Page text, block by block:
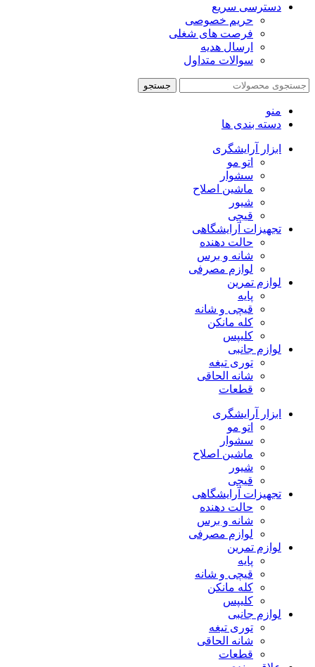
دسترسی سریع
حریم خصوصی
فرصت های شغلی
ارسال هدیه
سوالات متداول
جستجو
منو
دسته بندی ها
ابزار آرایشگری
اتو مو
سشوار
ماشین اصلاح
شیور
قیچی
تجهیزات آرایشگاهی
حالت دهنده
شانه و برس
لوازم مصرفی
لوازم تمرین
پایه
قیچی و شانه
کله مانکن
کلیپس
لوازم جانبی
توری تیغه
شانه الحاقی
قطعات
ابزار آرایشگری
اتو مو
سشوار
ماشین اصلاح
شیور
قیچی
تجهیزات آرایشگاهی
حالت دهنده
شانه و برس
لوازم مصرفی
لوازم تمرین
پایه
قیچی و شانه
کله مانکن
کلیپس
لوازم جانبی
توری تیغه
شانه الحاقی
قطعات